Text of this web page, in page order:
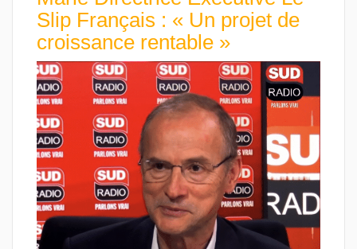
Slip Français : « Un projet de
croissance rentable »